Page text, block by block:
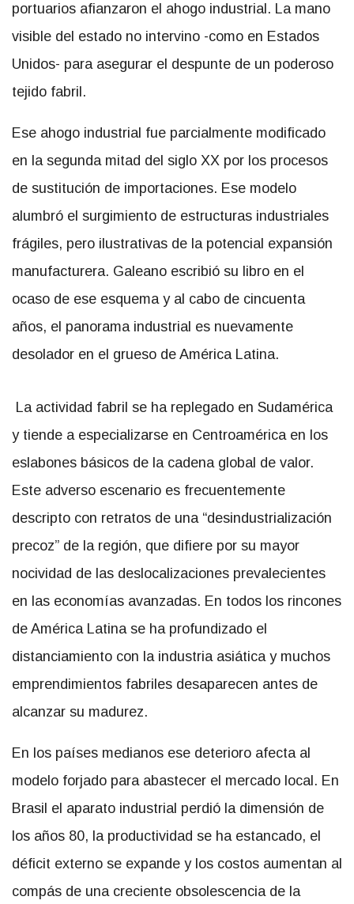
portuarios afianzaron el ahogo industrial. La mano
visible del estado no intervino -como en Estados
Unidos- para asegurar el despunte de un poderoso
tejido fabril.
Ese ahogo industrial fue parcialmente modificado
en la segunda mitad del siglo XX por los procesos
de sustitución de importaciones. Ese modelo
alumbró el surgimiento de estructuras industriales
frágiles, pero ilustrativas de la potencial expansión
manufacturera. Galeano escribió su libro en el
ocaso de ese esquema y al cabo de cincuenta
años, el panorama industrial es nuevamente
desolador en el grueso de América Latina.
La actividad fabril se ha replegado en Sudamérica
y tiende a especializarse en Centroamérica en los
eslabones básicos de la cadena global de valor.
Este adverso escenario es frecuentemente
descripto con retratos de una “desindustrialización
precoz” de la región, que difiere por su mayor
nocividad de las deslocalizaciones prevalecientes
en las economías avanzadas. En todos los rincones
de América Latina se ha profundizado el
distanciamiento con la industria asiática y muchos
emprendimientos fabriles desaparecen antes de
alcanzar su madurez.
En los países medianos ese deterioro afecta al
modelo forjado para abastecer el mercado local. En
Brasil el aparato industrial perdió la dimensión de
los años 80, la productividad se ha estancado, el
déficit externo se expande y los costos aumentan al
compás de una creciente obsolescencia de la